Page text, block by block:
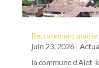
Recrutement
juin 23, 2026|
la commune